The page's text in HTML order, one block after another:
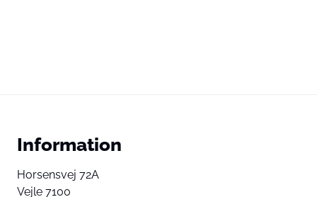
Information
Horsensvej 72A
Vejle 7100